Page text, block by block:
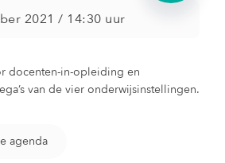
2021 / 14:30 uur
docenten-in-opleiding en
van de vier onderwijsinstellingen.
agenda